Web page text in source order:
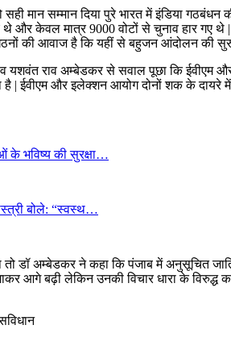
सही मान सम्मान दिया पुरे भारत में इंडिया
और केवल मात्र 9000 वोटों से चुनाव हार गए थे
की आवाज है कि यहीं से बहुजन आंदोलन की
यशवंत राव अम्बेडकर से सवाल पूछा कि
है | ईवीएम और इलेक्शन आयोग दोनों शक के दायरे
के भविष्य की सुरक्षा…
बोले: “स्वस्थ…
तो डॉ अम्बेडकर ने कहा कि पंजाब में अनुसूचित
आगे बढ़ी लेकिन उनकी विचार धारा के